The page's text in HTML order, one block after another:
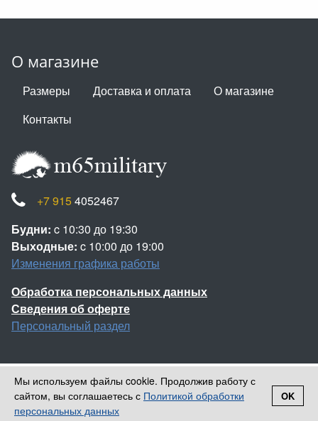
О магазине
Размеры Доставка и оплата
О магазине
Контакты
+7 915 4052467
Будни: c 10:30 до 19:30
Выходные: c 10:00 до 19:00
Изменения графика работы
Обработка персональных данных
Сведения об оферте
Персональный раздел
Наверх
© 2013-2026 Камуфляж НАТО
Войти
Регистрация
Корзина 0 позицийна сумму
Мы используем файлы cookie. Продолжив работу с
сайтом, вы соглашаетесь с Политикой обработки
персональных данных
OK